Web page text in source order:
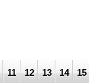
11 12 13 14 15